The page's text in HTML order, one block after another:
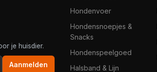
je huisdier.
Aanmelden
Hondenvoer
Hondensnoepjes &
Snacks
Hondenspeelgoed
Halsband & Lijn